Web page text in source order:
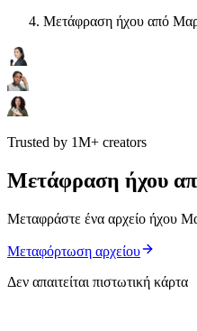
Μετάφραση ήχου από
Trusted by 1M+ creators
Μετάφραση ήχου
Μεταφράστε ένα αρχείο ήχου
Μεταφόρτωση αρχείου
Δεν απαιτείται πιστωτική κάρτα